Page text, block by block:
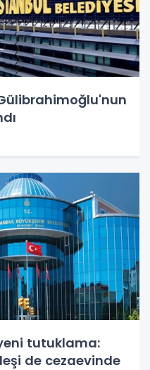
tutuklama:
de cezaevinde